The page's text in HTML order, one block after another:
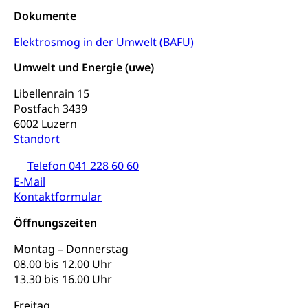
Dokumente
Elektrosmog in der Umwelt (BAFU)
Umwelt und Energie (uwe)
Libellenrain 15
Postfach 3439
6002 Luzern
Standort
Telefon 041 228 60 60
E-Mail
Kontaktformular
Öffnungszeiten
Montag – Donnerstag
08.00 bis 12.00 Uhr
13.30 bis 16.00 Uhr
Freitag
Krankenversicherung (WAS Luzern)
Existenzsicherung - Sozialhilfe
Soziales und Gesellschaft (Dienststelle)
Arbeitslosenversicherung (WAS Luzern)
Invalidenversicherung (WAS Luzern)
Medikamentenabhängigkeit,
Arzneimittelabhängigkeit, Suchtkrankheit,
Drogenabhängige, Drogensüchtige,
Betäubungsmittel, Suchtmittel, Psychopharmaka
Gesundheitsversorgung, Spital, Pflegeinitiative,
Ambulant vor stationär, AVOS, Patientendossier
AHV / IV
Altersrente, Invalidenrente, Witwenrente,
Sozialversicherung, Vorsorgeeinrichtung,
Pensionskasse, erste Säule, zweite Säule, dritte
Ergänzungsleistungen, Altersvorsorge,
Hilfslosenentschädigung (WAS Luzern)
AHV-Hinterlassenenrente (WAS Luzern)
Behinderung
Körperbehinderung, körperliche Behinderung,
geistige Behinderung, psychische Behinderung,